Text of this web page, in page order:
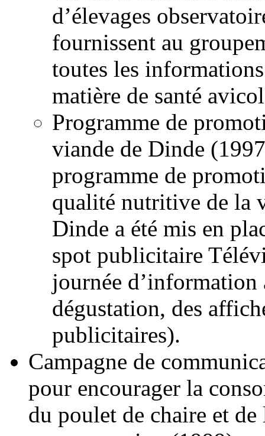
d’élevages
fournissent au
toutes les
matière de santé
Programme de
viande de Dinde
programme de
qualité nutritive de la
Dinde a été mis en
spot publicitaire
journée d’information
dégustation, des
publicitaires).
Campagne de
pour encourager la
du poulet de chaire et